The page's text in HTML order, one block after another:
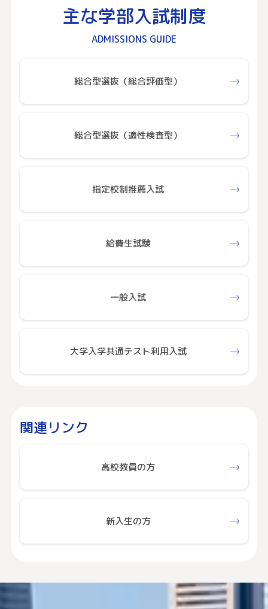
主な学部入試制度
ADMISSIONS GUIDE
総合型選抜（総合評価型）
総合型選抜（適性検査型）
指定校制推薦入試
給費生試験
一般入試
大学入学共通テスト利用入試
関連リンク
高校教員の方
新入生の方